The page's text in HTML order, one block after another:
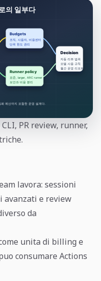
PR review, runner,
lavora: sessioni
avanzati e review
da
unita di billing e
consumare Actions